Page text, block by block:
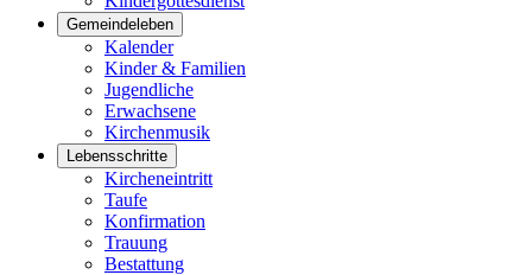
Gemeindeleben
Kalender
Kinder & Familien
Jugendliche
Erwachsene
Kirchenmusik
Lebensschritte
Kircheneintritt
Taufe
Konfirmation
Trauung
Bestattung